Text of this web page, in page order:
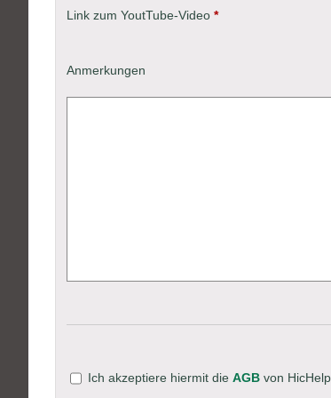
Link zum YoutTube-Video *
Anmerkungen
Ich akzeptiere hiermit die AGB von